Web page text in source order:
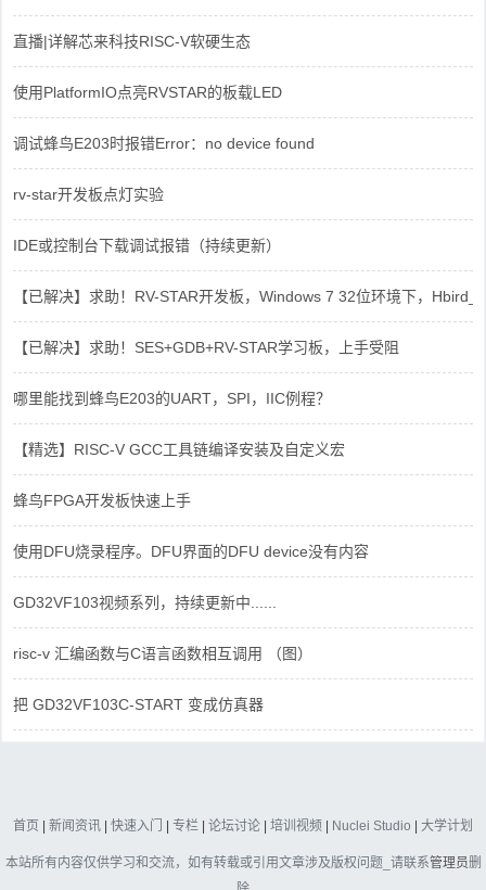
直播|详解芯来科技RISC-V软硬生态
使用PlatformIO点亮RVSTAR的板载LED
调试蜂鸟E203时报错Error：no device found
rv-star开发板点灯实验
IDE或控制台下载调试报错（持续更新）
【已解决】求助！RV-STAR开发板，Windows 7 32位环境下，
【已解决】求助！SES+GDB+RV-STAR学习板，上手受阻
哪里能找到蜂鸟E203的UART，SPI，IIC例程？
【精选】RISC-V GCC工具链编译安装及自定义宏
蜂鸟FPGA开发板快速上手
使用DFU烧录程序。DFU界面的DFU device没有内容
GD32VF103视频系列，持续更新中......
risc-v 汇编函数与C语言函数相互调用 （图）
把 GD32VF103C-START 变成仿真器
首页 | 新闻资讯 | 快速入门 | 专栏 | 论坛讨论 | 培训视频 | Nuclei Studio | 大学计划
本站所有内容仅供学习和交流，如有转载或引用文章涉及版权问题_请联系管理员删